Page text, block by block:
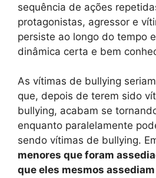
sequência de ações
protagonistas, agressor e
persiste ao longo do tempo
dinâmica certa e bem
As vítimas de bullying
que, depois de terem sido
bullying, acabam se
enquanto paralelamente
sendo vítimas de bullying.
menores que foram
que eles mesmos assediam